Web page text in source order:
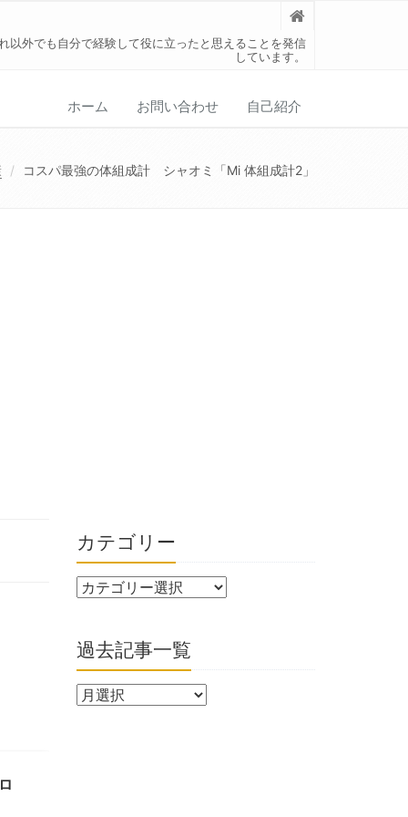
以外でも自分で経験して役に立ったと思えることを発信
しています。
ホーム お問い合わせ 自己紹介
コスパ最強の体組成計 シャオミ「Mi 体組成計2」
カテゴリー
過去記事一覧